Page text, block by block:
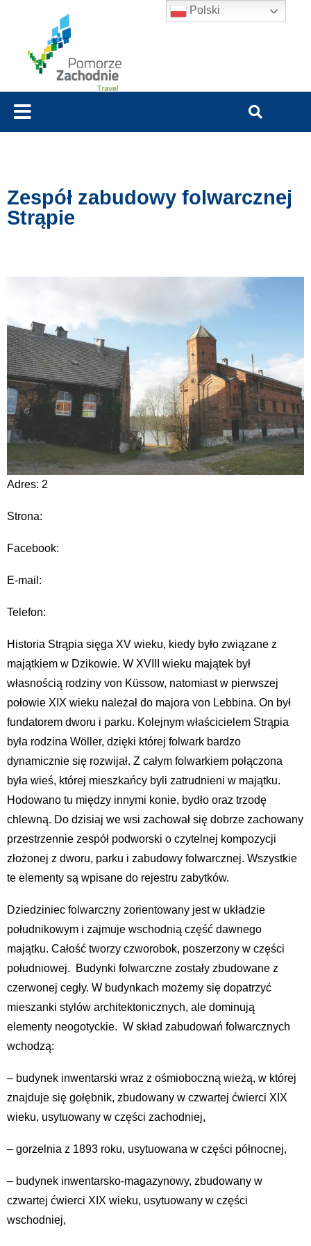
Zespół zabudowy folwarcznej
Strąpie
Adres: 2
Strona:
Facebook:
E-mail:
Telefon:
Historia Strąpia sięga XV wieku, kiedy było związane z
majątkiem w Dzikowie. W XVIII wieku majątek był
własnością rodziny von Küssow, natomiast w pierwszej
połowie XIX wieku należał do majora von Lebbina. On był
fundatorem dworu i parku. Kolejnym właścicielem Strąpia
była rodzina Wöller, dzięki której folwark bardzo
dynamicznie się rozwijał. Z całym folwarkiem połączona
była wieś, której mieszkańcy byli zatrudnieni w majątku.
Hodowano tu między innymi konie, bydło oraz trzodę
chlewną. Do dzisiaj we wsi zachował się dobrze zachowany
przestrzennie zespół podworski o czytelnej kompozycji
złożonej z dworu, parku i zabudowy folwarcznej. Wszystkie
te elementy są wpisane do rejestru zabytków.
Dziedziniec folwarczny zorientowany jest w układzie
południkowym i zajmuje wschodnią część dawnego
majątku. Całość tworzy czworobok, poszerzony w części
południowej. Budynki folwarczne zostały zbudowane z
czerwonej cegły. W budynkach możemy się dopatrzyć
mieszanki stylów architektonicznych, ale dominują
elementy neogotyckie. W skład zabudowań folwarcznych
wchodzą:
– budynek inwentarski wraz z ośmioboczną wieżą, w której
znajduje się gołębnik, zbudowany w czwartej ćwierci XIX
wieku, usytuowany w części zachodniej,
– gorzelnia z 1893 roku, usytuowana w części północnej,
– budynek inwentarsko-magazynowy, zbudowany w
czwartej ćwierci XIX wieku, usytuowany w części
wschodniej,
Polski